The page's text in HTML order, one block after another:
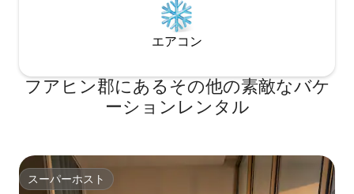
プール、屋外用のテーブルと椅子、パラ
ソル、2つのサンベッド、バーベキュー設
備、喫煙エリアが完備されており、自然
忘れられない素敵な休暇をお過ごしいた
だけます。皆様のお越しを心よりお待ち
しております！
エアコン
フアヒン郡にあるその他の素敵なバケ
ーションレンタル
スーパーホスト
スーパーホスト